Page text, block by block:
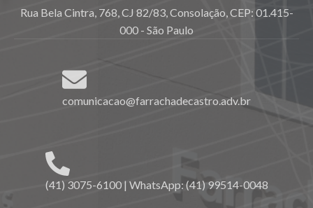
Rua Bela Cintra, 768, CJ 82/83, Consolação, CEP: 01.415-
000 - São Paulo
comunicacao@farrachadecastro.adv.br
(41) 3075-6100 | WhatsApp: (41) 99514-0048